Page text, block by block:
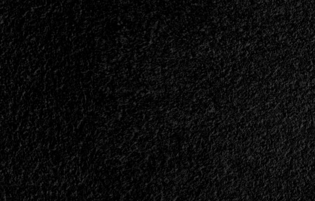
</span>
</small>
<div>“Si
el
Metal
No
Te
Transforma
En
Alguien
Más
Consciente,
Más
Coherente
y
Más
Humano,
Se